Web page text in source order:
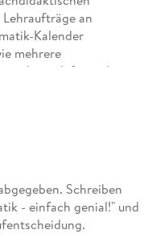
an
Kalender
mehrere
wirbt er dafür, sich mit
und deren geniale
das
Schreiben
- einfach genial!" und